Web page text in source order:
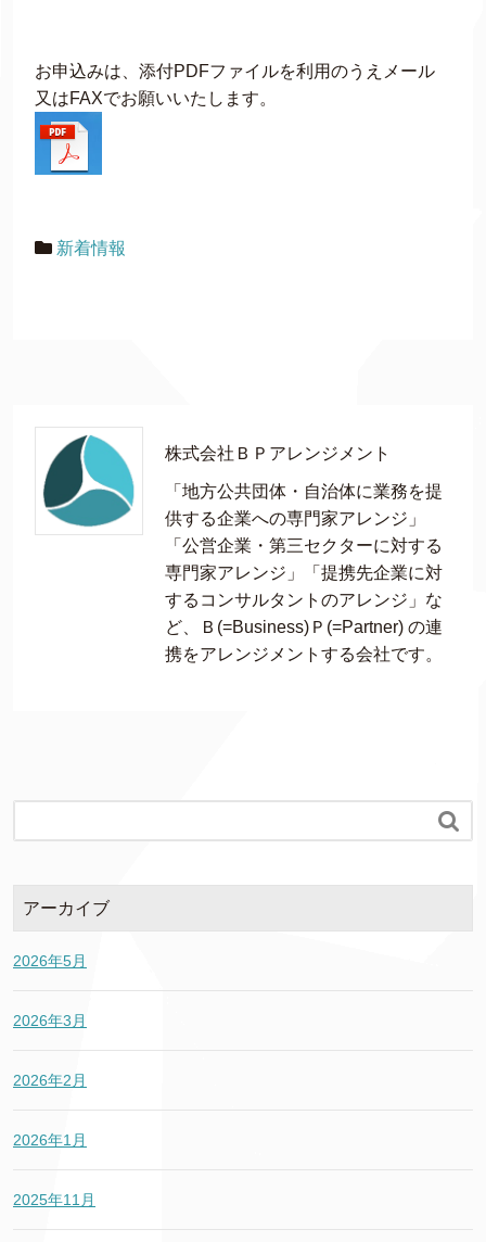
お申込みは、添付PDFファイルを利用のうえメール
又はFAXでお願いいたします。
新着情報
株式会社ＢＰアレンジメント
「地方公共団体・自治体に業務を提
供する企業への専門家アレンジ」
「公営企業・第三セクターに対する
専門家アレンジ」「提携先企業に対
するコンサルタントのアレンジ」な
ど、Ｂ(=Business)Ｐ(=Partner) の連
携をアレンジメントする会社です。

アーカイブ
2026年5月
2026年3月
2026年2月
2026年1月
2025年11月